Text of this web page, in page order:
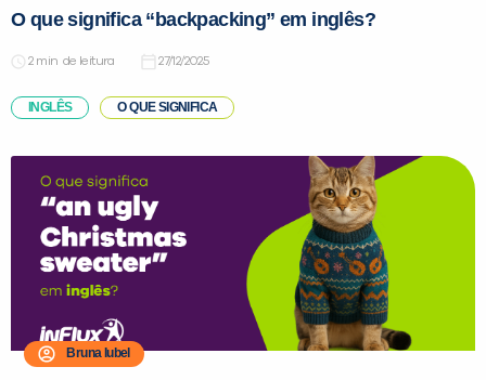
O que significa “backpacking” em inglês?
de leitura 27/12/2025
INGLÊS O QUE SIGNIFICA
Bruna Iubel